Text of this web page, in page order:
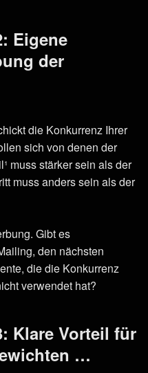
Eigene
der
die Konkurrenz Ihrer
sich von denen der
muss stärker sein als der
muss anders sein als der
Gibt es
den nächsten
die die Konkurrenz
verwendet hat?
Klare Vorteil für
…